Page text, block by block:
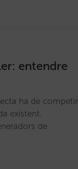
entendre
ha de competir
existent.
de